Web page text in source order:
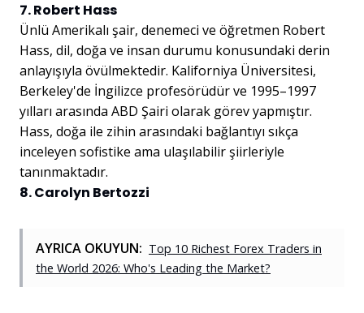
7. Robert Hass
Ünlü Amerikalı şair, denemeci ve öğretmen Robert
Hass, dil, doğa ve insan durumu konusundaki derin
anlayışıyla övülmektedir. Kaliforniya Üniversitesi,
Berkeley'de İngilizce profesörüdür ve 1995–1997
yılları arasında ABD Şairi olarak görev yapmıştır.
Hass, doğa ile zihin arasındaki bağlantıyı sıkça
inceleyen sofistike ama ulaşılabilir şiirleriyle
tanınmaktadır.
8. Carolyn Bertozzi
AYRICA OKUYUN: Top 10 Richest Forex Traders in
the World 2026: Who's Leading the Market?